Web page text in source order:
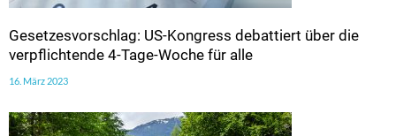
Gesetzesvorschlag: US-Kongress debattiert über die
verpflichtende 4-Tage-Woche für alle
16. März 2023